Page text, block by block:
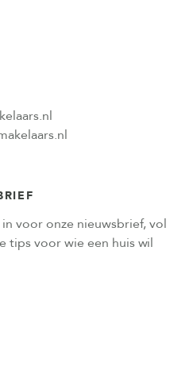
voor onze nieuwsbrief, vol
tips voor wie een huis wil